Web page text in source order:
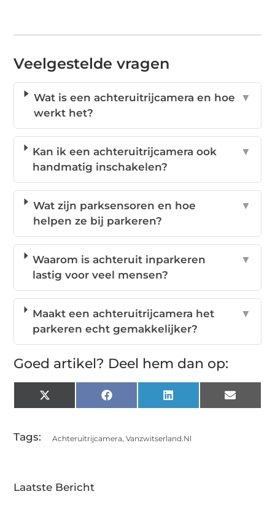
Veelgestelde vragen
Wat is een achteruitrijcamera en hoe
werkt het?
▼
Kan ik een achteruitrijcamera ook
handmatig inschakelen?
▼
Wat zijn parksensoren en hoe
helpen ze bij parkeren?
▼
Waarom is achteruit inparkeren
lastig voor veel mensen?
▼
Maakt een achteruitrijcamera het
parkeren echt gemakkelijker?
▼
Goed artikel? Deel hem dan op:
X
(Twitter)
Facebook LinkedIn Email
Tags: Achteruitrijcamera,Vanzwitserland.nl
Laatste Bericht